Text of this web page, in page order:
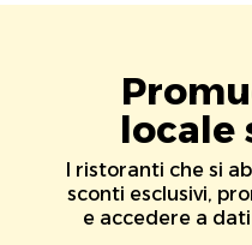
locale
I ristoranti che si
sconti esclusivi,
e accedere a